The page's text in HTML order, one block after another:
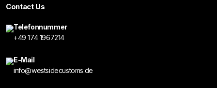
Contact Us
Telefonnummer
+49 174 1967214
E-Mail
info@westsidecustoms.de